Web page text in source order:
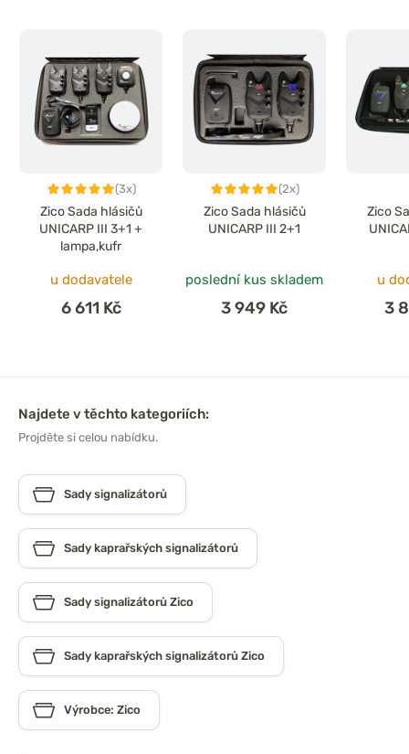
(3x)
Zico Sada hlásičů
UNICARP III 3+1 +
lampa,kufr
u dodavatele
6 611 Kč
(2x)
Zico Sada hlásičů
UNICARP III 2+1
poslední kus skladem
3 949 Kč
Zico
u
3
Najdete v těchto kategoriích:
Projděte si celou nabídku.
Sady signalizátorů
Sady kaprařských signalizátorů
Sady signalizátorů Zico
Sady kaprařských signalizátorů Zico
Výrobce: Zico